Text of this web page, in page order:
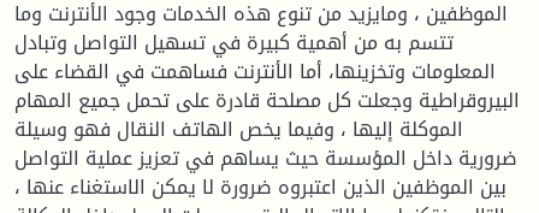
الموظفين ، ومايزيد من تنوع هذه الخدمات وجود الأنترنت وما
تتسم به من أهمية كبيرة في تسهيل التواصل وتبادل
المعلومات وتخزينها، أما الأنترنت فساهمت في القضاء على
البيروقراطية وجعلت كل مصلحة قادرة على تحمل جميع المهام
الموكلة إليها ، وفيما يخص الهاتف النقال فهو وسيلة
ضرورية داخل المؤسسة حيث يساهم في تعزيز عملية التواصل
بين الموظفين الذين اعتبروه ضرورة لا يمكن الاستغناء عنها ،